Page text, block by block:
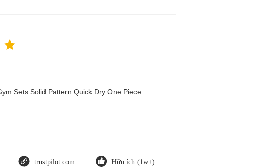
Sets Solid Pattern Quick Dry One Piece
trustpilot.com Hữu ích (1w+)